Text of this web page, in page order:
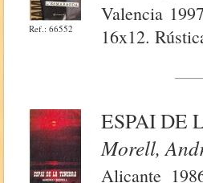
Ref.: 66552
Valencia
16x12.
ESPAI DE
Morell,
Alicante